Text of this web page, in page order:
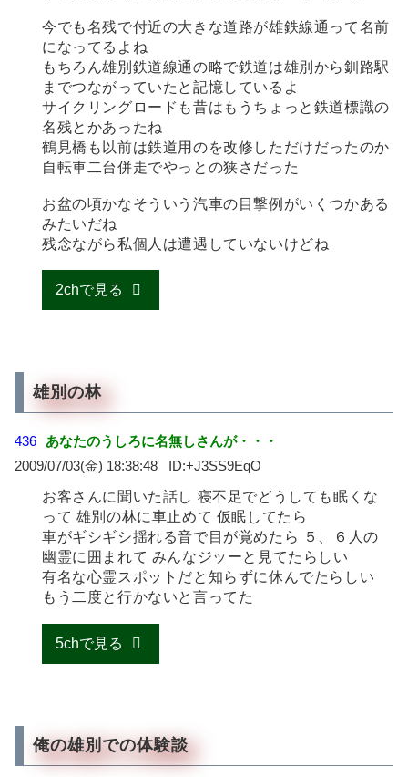
今でも名残で付近の大きな道路が雄鉄線通って名前
になってるよね
もちろん雄別鉄道線通の略で鉄道は雄別から釧路駅
までつながっていたと記憶しているよ
サイクリングロードも昔はもうちょっと鉄道標識の
名残とかあったね
鶴見橋も以前は鉄道用のを改修しただけだったのか
自転車二台併走でやっとの狭さだった
お盆の頃かなそういう汽車の目撃例がいくつかある
みたいだね
残念ながら私個人は遭遇していないけどね
2chで見る
雄別の林
436
あなたのうしろに名無しさんが・・・
2009/07/03(金) 18:38:48
+J3SS9EqO
お客さんに聞いた話し 寝不足でどうしても眠くな
って 雄別の林に車止めて 仮眠してたら
車がギシギシ揺れる音で目が覚めたら ５、６人の
幽霊に囲まれて みんなジッーと見てたらしい
有名な心霊スポットだと知らずに休んでたらしい
もう二度と行かないと言ってた
5chで見る
俺の雄別での体験談